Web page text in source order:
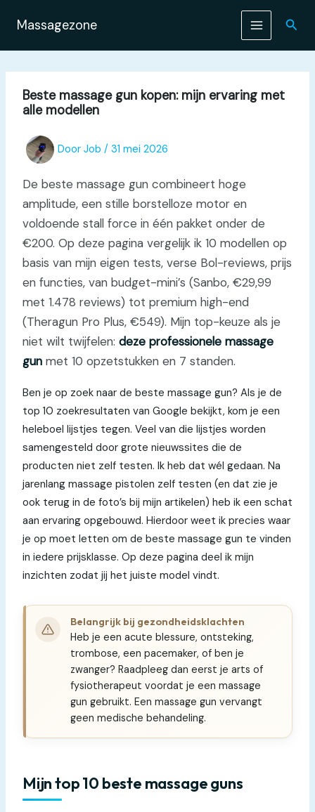
naar
inhoud
Massagezone
Beste massage gun kopen: mijn ervaring met
alle modellen
Door Job / 31 mei 2026
De beste massage gun combineert hoge
amplitude, een stille borstelloze motor en
voldoende stall force in één pakket onder de
€200. Op deze pagina vergelijk ik 10 modellen op
basis van mijn eigen tests, verse Bol-reviews, prijs
en functies, van budget-mini’s (Sanbo, €29,99
met 1.478 reviews) tot premium high-end
(Theragun Pro Plus, €549). Mijn top-keuze als je
niet wilt twijfelen: deze professionele massage
gunmet 10 opzetstukken en 7 standen.
Ben je op zoek naar de beste massage gun? Als je de
top 10 zoekresultaten van Google bekijkt, kom je een
heleboel lijstjes tegen. Veel van die lijstjes worden
samengesteld door grote nieuwssites die de
producten niet zelf testen. Ik heb dat wél gedaan. Na
jarenlang massage pistolen zelf testen (en dat zie je
ook terug in de foto’s bij mijn artikelen) heb ik een schat
aan ervaring opgebouwd. Hierdoor weet ik precies waar
je op moet letten om de beste massage gun te vinden
in iedere prijsklasse. Op deze pagina deel ik mijn
inzichten zodat jij het juiste model vindt.
Belangrijk bij gezondheidsklachten
Heb je een acute blessure, ontsteking,
trombose, een pacemaker, of ben je
zwanger? Raadpleeg dan eerst je arts of
fysiotherapeut voordat je een massage
gun gebruikt. Een massage gun vervangt
geen medische behandeling.
Mijn top 10 beste massage guns